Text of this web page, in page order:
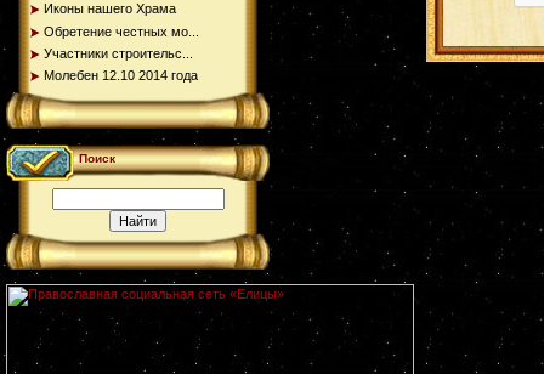
Иконы нашего Храма
Обретение честных мо...
Участники строительс...
Молебен 12.10 2014 года
Поиск